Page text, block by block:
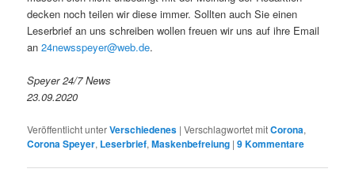
decken noch teilen wir diese immer. Sollten auch Sie einen
Leserbrief an uns schreiben wollen freuen wir uns auf ihre Email
an24newsspeyer@web.de.
Speyer 24/7 News
23.09.2020
Veröffentlicht unterVerschiedenes |Verschlagwortet mitCorona,
Corona Speyer, Leserbrief,Maskenbefreiung |9Kommentare